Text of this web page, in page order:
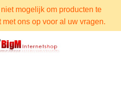
mogelijk om producten te
ons op voor al uw vragen.